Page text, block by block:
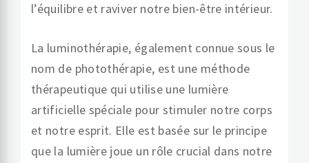
l’équilibre et raviver notre bien-être intérieur.
La luminothérapie, également connue sous le
nom de photothérapie, est une méthode
thérapeutique qui utilise une lumière
artificielle spéciale pour stimuler notre corps
et notre esprit. Elle est basée sur le principe
que la lumière joue un rôle crucial dans notre